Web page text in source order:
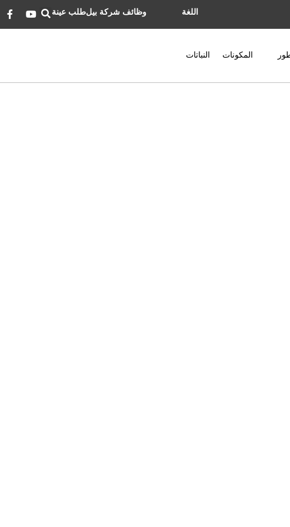
اللغة وظائف شركة بيلطلب عينة
المكونات النباتات